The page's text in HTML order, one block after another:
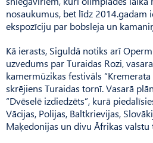
nosaukumus, bet līdz 2014.gadam
ekspozīciju par bobsleja un
Kā ierasts, Siguldā notiks arī
uzvedums par Turaidas Rozi,
kamermūzikas festivāls
skrējiens Turaidas tornī. Vasarā
“Dvēselē izdiedzēts”, kurā
Vācijas, Polijas, Baltkrievijas,
Maķedonijas un divu Āfrikas valstu